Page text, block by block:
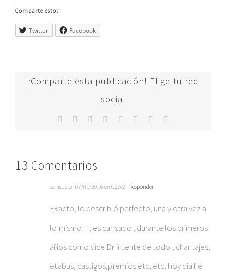
Comparte esto:
Twitter Facebook
¡Comparte esta publicación! Elige tu red
social
Facebook
TwitterReddit LinkedIn
TumblrPinterest
13 Comentarios
consuelo 07/01/2016 en 02:52 - Responder
Exacto, lo describió perfecto, una y otra vez a
lo mismo!!! , es cansado , durante los primeros
años como dice Dr intente de todo , chantajes,
etabus, castigos,premios etc, etc, hoy día he